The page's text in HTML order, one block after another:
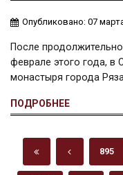
Опубликовано: 07
После
феврале этого года, в
монастыря города
ПОДРОБНЕЕ
895